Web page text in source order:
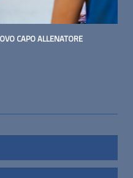
CAPO ALLENATORE